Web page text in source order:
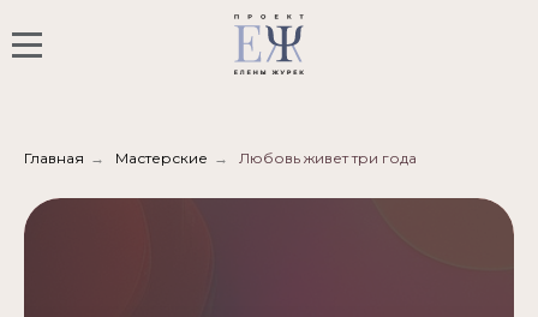
Главная → Мастерские → Любовь живет три года